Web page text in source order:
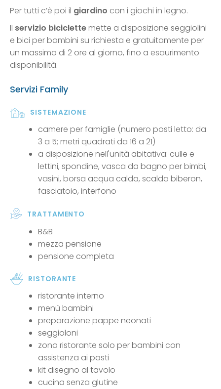
Per tutti c’è poi il giardino con i giochi in legno.
Il servizio biciclettemette a disposizione seggiolini
e bici per bambini su richiesta e gratuitamente per
un massimo di 2 ore al giorno, fino a esaurimento
disponibilità.
Servizi Family
SISTEMAZIONE
camere per famiglie (numero posti letto: da
3 a 5; metri quadrati da 16 a 21)
a disposizione nell'unità abitativa: culle e
lettini, spondine, vasca da bagno per bimbi,
vasini, borsa acqua calda, scalda biberon,
fasciatoio, interfono
TRATTAMENTO
B&B
mezza pensione
pensione completa
RISTORANTE
ristorante interno
menù bambini
preparazione pappe neonati
seggioloni
zona ristorante solo per bambini con
assistenza ai pasti
kit disegno al tavolo
cucina senza glutine